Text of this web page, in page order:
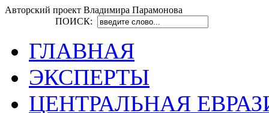
Авторский проект Владимира Парамонова
ПОИСК:
ГЛАВНАЯ
ЭКСПЕРТЫ
ЦЕНТРАЛЬНАЯ